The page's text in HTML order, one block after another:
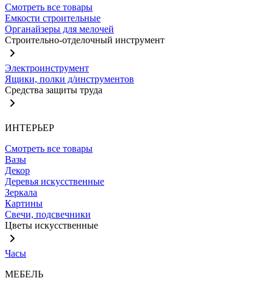
Смотреть все товары
Емкости строительные
Органайзеры для мелочей
Строительно-отделочный инструмент
Электроинструмент
Ящики, полки д/инструментов
Средства защиты труда
ИНТЕРЬЕР
Смотреть все товары
Вазы
Декор
Деревья искусственные
Зеркала
Картины
Свечи, подсвечники
Цветы искусственные
Часы
МЕБЕЛЬ